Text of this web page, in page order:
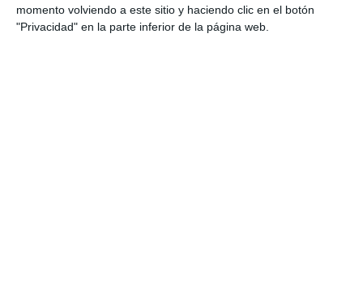
momento volviendo a este sitio y haciendo clic en el botón
"Privacidad" en la parte inferior de la página web.
Familia e Igualdad de